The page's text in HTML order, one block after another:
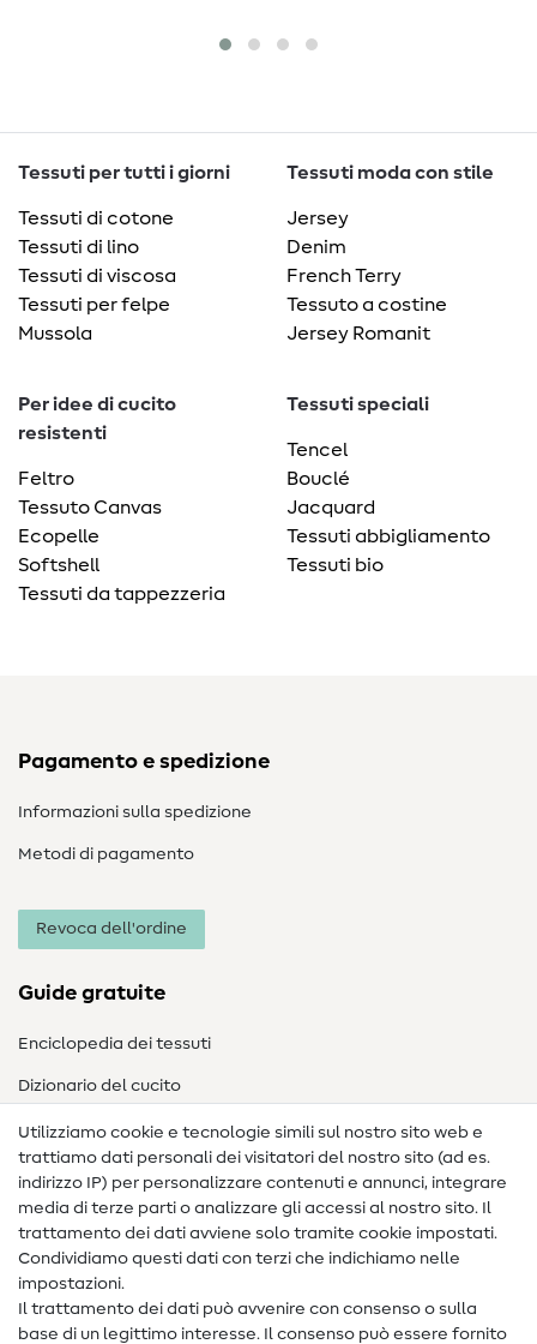
Tessuti per tutti i giorni
Tessuti di cotone
Tessuti di lino
Tessuti di viscosa
Tessuti per felpe
Mussola
Tessuti moda con stile
Jersey
Denim
French Terry
Tessuto a costine
Jersey Romanit
Per idee di cucito
resistenti
Feltro
Tessuto Canvas
Ecopelle
Softshell
Tessuti da tappezzeria
Tessuti speciali
Tencel
Bouclé
Jacquard
Tessuti abbigliamento
Tessuti bio
Pagamento e spedizione
Informazioni sulla spedizione
Metodi di pagamento
Revoca dell'ordine
Guide gratuite
Enciclopedia dei tessuti
Dizionario del cucito
Nähanleitungen
Assistenza e contatto
Contatto
Informazioni sul nuovo proprietario
FAQ
Utilizziamo cookie e tecnologie simili sul nostro sito web e
trattiamo dati personali dei visitatori del nostro sito (ad es.
indirizzo IP) per personalizzare contenuti e annunci, integrare
media di terze parti o analizzare gli accessi al nostro sito. Il
trattamento dei dati avviene solo tramite cookie impostati.
Condividiamo questi dati con terzi che indichiamo nelle
impostazioni.
Il trattamento dei dati può avvenire con consenso o sulla
base di un legittimo interesse. Il consenso può essere fornito